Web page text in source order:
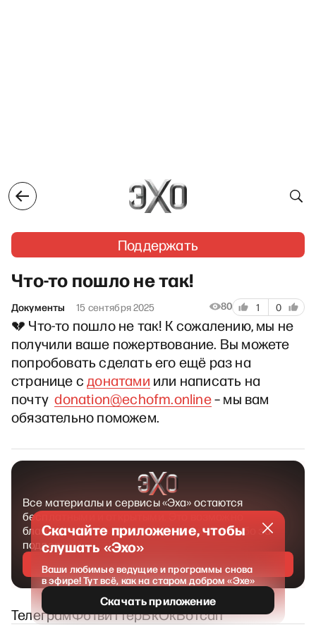
Поддержать
Что-то пошло не так!
Документы 15 сентября 2025 80 1 0
💔 Что-то пошло не так! К сожалению, мы не
получили ваше пожертвование. Вы можете
попробовать сделать его ещё раз на
странице сдонатами или написать на
почтуdonation@echofm.online– мы вам
обязательно поможем.
Все материалы и сервисы «Эха» остаются
бесплатными и открытыми. Это возможно
благодаря вашим пожертвованиям. Спасибо за
поддержку!
Поддержать
ТелеграмФбТвиттерВкОкВотсап
Скачайте приложение, чтобы
слушать «Эхо»
Ваши любимые ведущие и программы снова
в эфире! Тут всё, как на старом добром «Эхе»
Скачать приложение